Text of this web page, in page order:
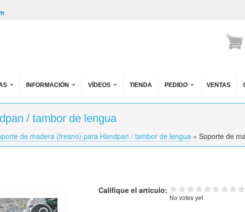
INFORMACIÓN VÍDEOS TIENDA PEDIDO VENTAS
/ tambor de lengua
de madera (fresno) para Handpan / tambor de lengua » Soporte de
Califique el artículo:
No votes yet